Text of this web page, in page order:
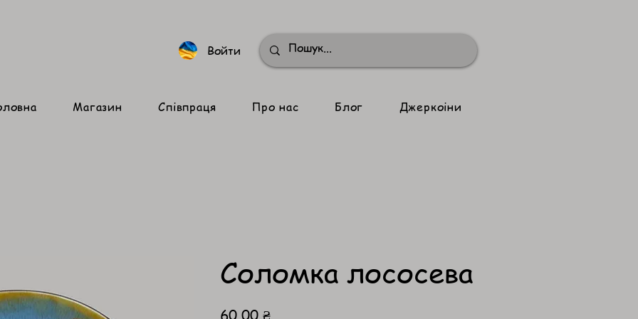
Войти
Магазин Співпраця Про нас Блог Джеркоіни
Соломка лососева
60,00 ₴Цена